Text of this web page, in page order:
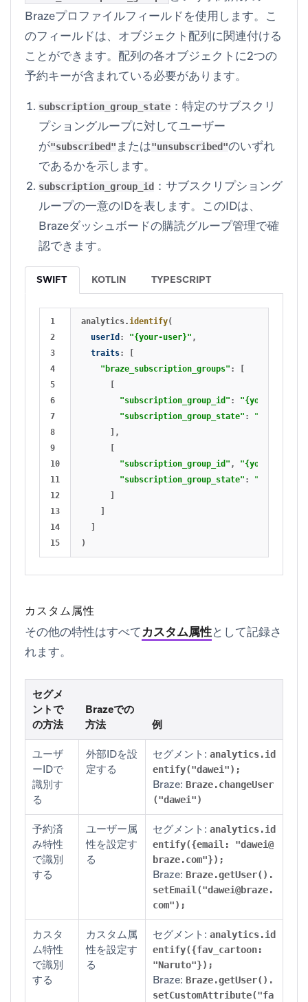
Brazeプロファイルフィールドを使用します。こ
のフィールドは、オブジェクト配列に関連付ける
ことができます。配列の各オブジェクトに2つの
予約キーが含まれている必要があります。
subscription_group_state ：特定のサブスクリ
プショングループに対してユーザー
が"subscribed" または"unsubscribed"のいずれ
であるかを示します。
subscription_group_id ：サブスクリプショング
ループの一意のIDを表します。このIDは、
Brazeダッシュボードの購読グループ管理で確
認できます。
SWIFT KOTLIN TYPESCRIPT
1
2
3
4
5
6
7
8
9
10
11
12
13
14
analytics.identify(
userId : "{your-user}" ,
traits:
"braze_subscription_groups" :
"subscription_group_id" :
"{your-group-
"subscription_group_state" :
],
"subscription_group_id" ,
"{your-group-
"subscription_group_state" :
)
カスタム属性
その他の特性はすべてカスタム属性として記録さ
れます。
セグメ
ントで
の方法
Brazeでの
方法
例
ユーザ
ーIDで
識別す
る
外部IDを設
定する
セグメント: analytics.id
entify("dawei");
Braze: Braze.changeUser
("dawei")
予約済
み特性
で識別
する
ユーザー属
性を設定す
る
セグメント: analytics.id
entify({email: "dawei@
braze.com"});
Braze: Braze.getUser().
setEmail("dawei@braze.
com");
カスタ
ム特性
で識別
する
カスタム属
性を設定す
る
セグメント: analytics.id
entify({fav_cartoon:
"Naruto"});
Braze: Braze.getUser().
setCustomAttribute("fa